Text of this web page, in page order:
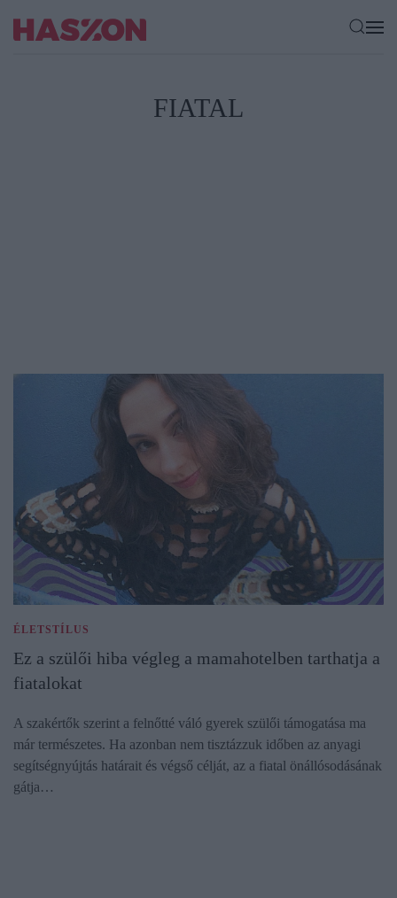
FIATAL
ÉLETSTÍLUS
Ez a szülői hiba végleg a mamahotelben tarthatja a
fiatalokat
A szakértők szerint a felnőtté váló gyerek szülői támogatása ma
már természetes. Ha azonban nem tisztázzuk időben az anyagi
segítségnyújtás határait és végső célját, az a fiatal önállósodásának
gátja…